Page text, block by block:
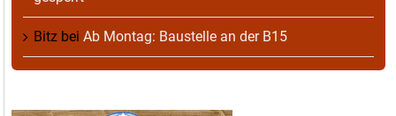
Bitz bei Ab Montag: Baustelle an der B15